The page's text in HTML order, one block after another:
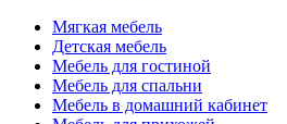
Мягкая мебель
Детская мебель
Мебель для гостиной
Мебель для спальни
Мебель в домашний кабинет